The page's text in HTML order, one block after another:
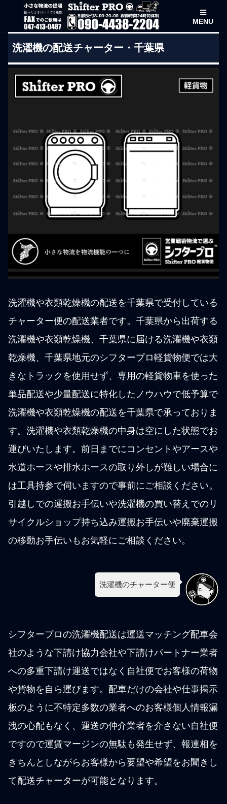
MENU
洗濯機の配送チャーター・千葉県
洗濯機や衣類乾燥機の配送を千葉県で受付している
チャーター便の配送業者です。千葉県から出荷する
洗濯機や衣類乾燥機、千葉県に届ける洗濯機や衣類
乾燥機、千葉県地元のシフタープロ軽貨物便では大
きなトラックを使用せず、専用の軽貨物車を使った
単品配送や少量配送に特化したノウハウで低予算で
洗濯機や衣類乾燥機の配送を千葉県で承っておりま
す。洗濯機や衣類乾燥機の中身は空にした状態でお
運びいたします。前日までにコンセントやアースや
水道ホースや排水ホースの取り外しが難しい場合に
は工具持参で伺いますので事前にご相談ください。
引越しでの運搬お手伝いや洗濯機の買い替えでのリ
サイクルショップ持ち込み運搬お手伝いや廃棄運搬
の移動お手伝いもお気軽にご相談ください。
洗濯機のチャーター便
シフタープロの洗濯機配送は運送マッチング配車会
社のような下請け協力会社や下請けパートナー業者
への多重下請け運送ではなく自社便でお客様の荷物
や貨物を自ら運びます。配車だけの会社や仕事掲示
板のように不特定多数の業者へのお客様個人情報漏
洩の心配もなく、運送の仲介業者を介さない自社便
ですので運賃マージンの無駄も発生せず、報連相を
きちんとしながらお客様から要望や希望をお聞きし
て配送チャーターが可能となります。